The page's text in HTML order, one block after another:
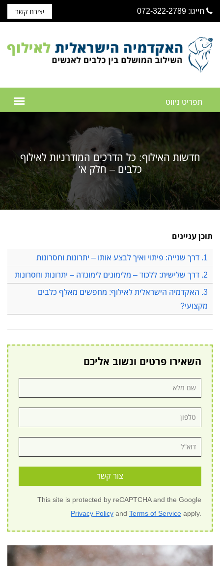
חייגו: 072-322-2789 יצירת קשר
חדשות האילוף: כל הדרכים המודרניות לאילוף
כלבים – חלק א'
תוכן עניינים
1. דרך שנייה: פיתוי ואיך לבצע אותו – יתרונות וחסרונות
2. דרך שלישית: ללכוד – מלימונים לימונדה – יתרונות וחסרונות
3. האקדמיה הישראלית לאילוף: מחפשים מאלף כלבים
מקצועי?
השאירו פרטים ונשוב אליכם
צור קשר
This site is protected by reCAPTCHA and the Google
Privacy Policy and Terms of Service apply.